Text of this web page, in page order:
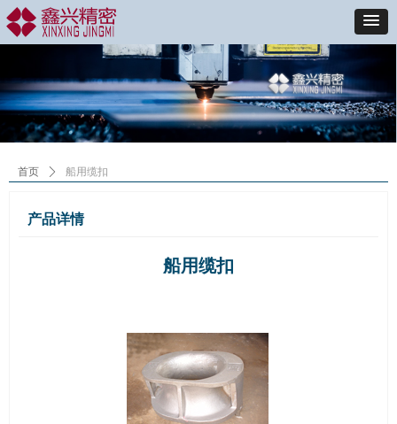
船用缆扣
产品详情
首页 ꄲ 船用缆扣